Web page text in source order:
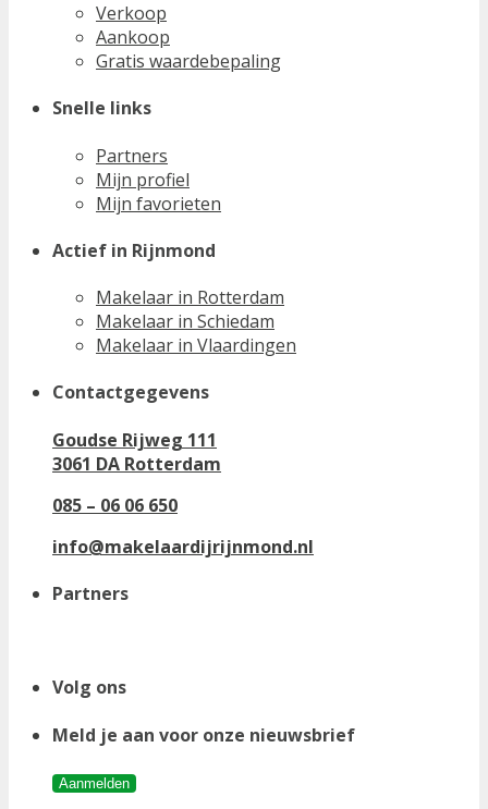
Verkoop
Aankoop
Gratis waardebepaling
Snelle links
Partners
Mijn profiel
Mijn favorieten
Actief in Rijnmond
Makelaar in Rotterdam
Makelaar in Schiedam
Makelaar in Vlaardingen
Contactgegevens
Goudse Rijweg 111
3061 DA Rotterdam
085 – 06 06 650
info@makelaardijrijnmond.nl
Partners
Volg ons
Meld je aan voor onze nieuwsbrief
Aanmelden